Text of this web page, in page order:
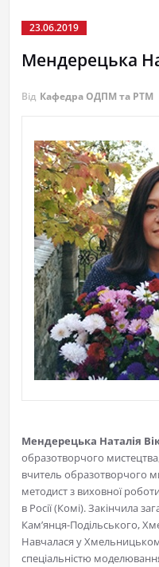
23.06.2019
Мендерецька
Від Кафедра ОДПМ та РТМ
Мендерецька Наталія
образотворчого мистецтва,
вчитель образотворчого
методист з виховної
в Росії (Комі). Закінчила
Кам’янця-Подільського,
Навчалася у
спеціальністю